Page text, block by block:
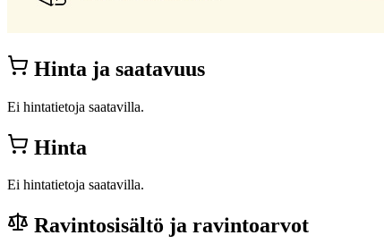
Hinta ja saatavuus
Ei hintatietoja saatavilla.
Hinta
Ei hintatietoja saatavilla.
Ravintosisältö ja ravintoarvot